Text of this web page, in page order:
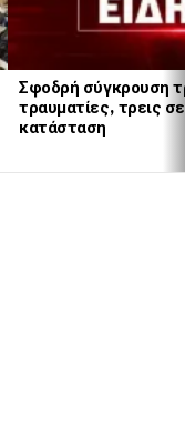
Σφοδρή σύγκρουση
τραυματίες, τρεις
κατάσταση